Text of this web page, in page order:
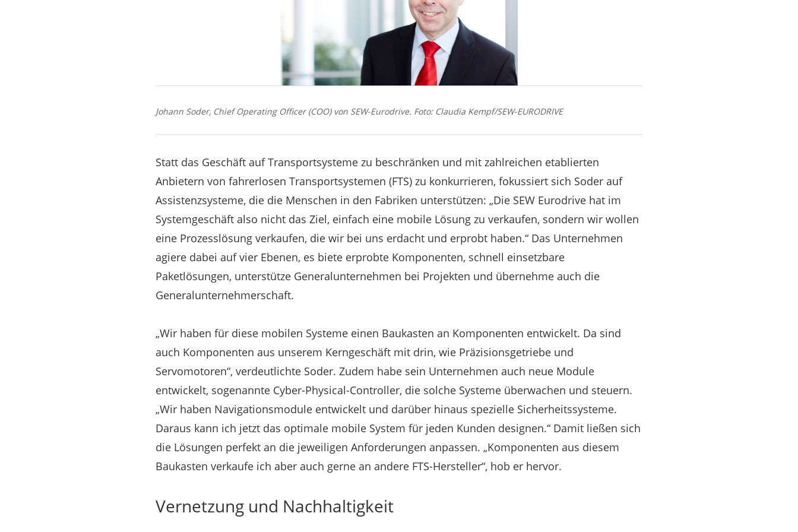
Johann Soder, Chief Operating Officer (COO) von SEW-Eurodrive. Foto: Claudia Kempf/SEW-EURODRIVE
Statt das Geschäft auf Transportsysteme zu beschränken und mit zahlreichen etablierten
Anbietern von fahrerlosen Transportsystemen (FTS) zu konkurrieren, fokussiert sich Soder auf
Assistenzsysteme, die die Menschen in den Fabriken unterstützen: „Die SEW Eurodrive hat im
Systemgeschäft also nicht das Ziel, einfach eine mobile Lösung zu verkaufen, sondern wir wollen
eine Prozesslösung verkaufen, die wir bei uns erdacht und erprobt haben.“ Das Unternehmen
agiere dabei auf vier Ebenen, es biete erprobte Komponenten, schnell einsetzbare
Paketlösungen, unterstütze Generalunternehmen bei Projekten und übernehme auch die
Generalunternehmerschaft.
„Wir haben für diese mobilen Systeme einen Baukasten an Komponenten entwickelt. Da sind
auch Komponenten aus unserem Kerngeschäft mit drin, wie Präzisionsgetriebe und
Servomotoren“, verdeutlichte Soder. Zudem habe sein Unternehmen auch neue Module
entwickelt, sogenannte Cyber-Physical-Controller, die solche Systeme überwachen und steuern.
„Wir haben Navigationsmodule entwickelt und darüber hinaus spezielle Sicherheitssysteme.
Daraus kann ich jetzt das optimale mobile System für jeden Kunden designen.“ Damit ließen sich
die Lösungen perfekt an die jeweiligen Anforderungen anpassen. „Komponenten aus diesem
Baukasten verkaufe ich aber auch gerne an andere FTS-Hersteller“, hob er hervor.
Vernetzung und Nachhaltigkeit